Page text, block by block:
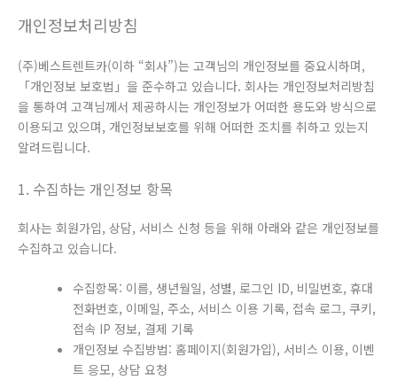
개인정보처리방침
(주)베스트렌트카(이하 “회사”)는 고객님의 개인정보를 중요시하며,
「개인정보 보호법」을 준수하고 있습니다. 회사는 개인정보처리방침
을 통하여 고객님께서 제공하시는 개인정보가 어떠한 용도와 방식으로
이용되고 있으며, 개인정보보호를 위해 어떠한 조치를 취하고 있는지
알려드립니다.
1. 수집하는 개인정보 항목
회사는 회원가입, 상담, 서비스 신청 등을 위해 아래와 같은 개인정보를
수집하고 있습니다.
수집항목: 이름, 생년월일, 성별, 로그인 ID, 비밀번호, 휴대
전화번호, 이메일, 주소, 서비스 이용 기록, 접속 로그, 쿠키,
접속 IP 정보, 결제 기록
개인정보 수집방법: 홈페이지(회원가입), 서비스 이용, 이벤
트 응모, 상담 요청